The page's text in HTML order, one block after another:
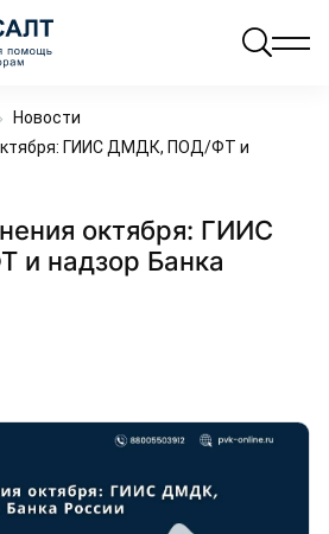
Новости
ГИИС ДМДК, ПОД/ФТ и
октября: ГИИС
надзор Банка